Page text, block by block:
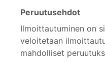
Peruutusehdot
Ilmoittautuminen on
veloitetaan
mahdolliset